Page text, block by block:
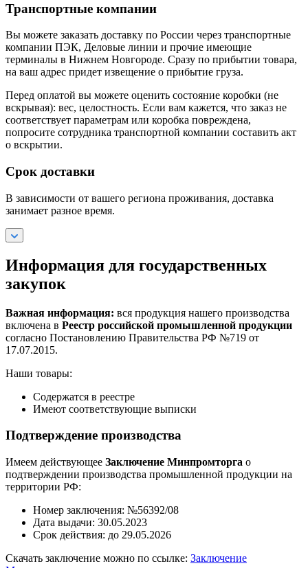
Транспортные компании
Вы можете заказать доставку по России через транспортные
компании ПЭК, Деловые линии и прочие имеющие
терминалы в Нижнем Новгороде. Сразу по прибытии товара,
на ваш адрес придет извещение о прибытие груза.
Перед оплатой вы можете оценить состояние коробки (не
вскрывая): вес, целостность. Если вам кажется, что заказ не
соответствует параметрам или коробка повреждена,
попросите сотрудника транспортной компании составить акт
о вскрытии.
Срок доставки
В зависимости от вашего региона проживания, доставка
занимает разное время.
Информация для государственных
закупок
Важная информация: вся продукция нашего производства
включена в Реестр российской промышленной продукции
согласно Постановлению Правительства РФ №719 от
17.07.2015.
Наши товары:
Содержатся в реестре
Имеют соответствующие выписки
Подтверждение производства
Имеем действующее Заключение Минпромторга о
подтверждении производства промышленной продукции на
территории РФ:
Номер заключения: №56392/08
Дата выдачи: 30.05.2023
Срок действия: до 29.05.2026
Скачать заключение можно по ссылке: Заключение